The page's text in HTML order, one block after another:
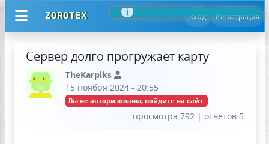
ZOROTEX Вход Регистрация
Сервер долго прогружает карту
TheKarpiks
15 ноября 2024 - 20:55
Вы не авторизованы, войдите на сайт.
просмотра 792 | ответов 5